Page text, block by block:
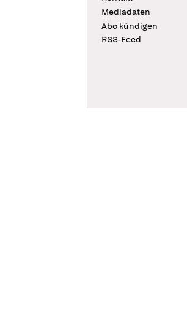
Mediadaten
Abo kündigen
RSS-Feed